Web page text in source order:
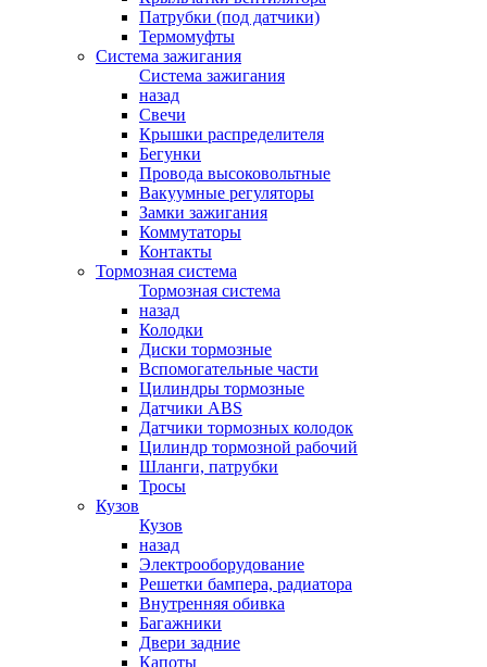
Патрубки (под датчики)
Термомуфты
Система зажигания
Система зажигания
назад
Свечи
Крышки распределителя
Бегунки
Провода высоковольтные
Вакуумные регуляторы
Замки зажигания
Коммутаторы
Контакты
Тормозная система
Тормозная система
назад
Колодки
Диски тормозные
Вспомогательные части
Цилиндры тормозные
Датчики ABS
Датчики тормозных колодок
Цилиндр тормозной рабочий
Шланги, патрубки
Тросы
Кузов
Кузов
назад
Электрооборудование
Решетки бампера, радиатора
Внутренняя обивка
Багажники
Двери задние
Капоты